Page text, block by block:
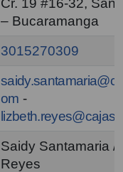
Cr. 19 #16-32, San
– Bucaramanga
3015270309
om -
Saidy Santamaria /
Reyes